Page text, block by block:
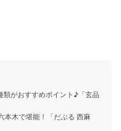
類がおすすめポイント♪「玄品
本木で堪能！「だぶる 西麻